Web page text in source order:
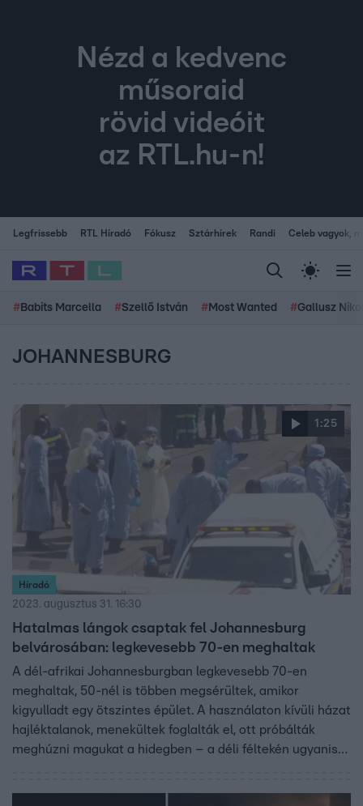
Nézd a kedvenc
műsoraid
rövid videóit
az RTL.hu-n!
Legfrissebb RTL Híradó Fókusz Sztárhírek Randi Celeb vagyok,
# Babits Marcella #Szellő István # Most Wanted #Gallusz
JOHANNESBURG
1:25
Híradó
2023. augusztus 31. 16:30
Hatalmas lángok csaptak fel Johannesburg
belvárosában: legkevesebb 70-en meghaltak
A dél-afrikai Johannesburgban legkevesebb 70-en
meghaltak, 50-nél is többen megsérültek, amikor
kigyulladt egy ötszintes épület. A használaton kívüli házat
hajléktalanok, menekültek foglalták el, ott próbálták
meghúzni magukat a hidegben – a déli féltekén ugyanis